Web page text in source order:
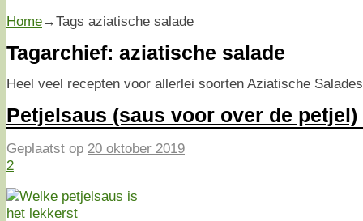
Home→Tags aziatische salade
Tagarchief: aziatische salade
Heel veel recepten voor allerlei soorten Aziatische
Petjelsaus (saus voor over de petjel)
Geplaatst op 20 oktober 2019
2